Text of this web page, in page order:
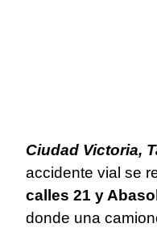
Ciudad Victoria,
accidente vial se
calles 21 y
donde una